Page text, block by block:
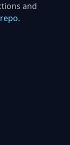
and
.